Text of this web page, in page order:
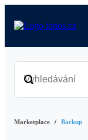
Marketplace Backup